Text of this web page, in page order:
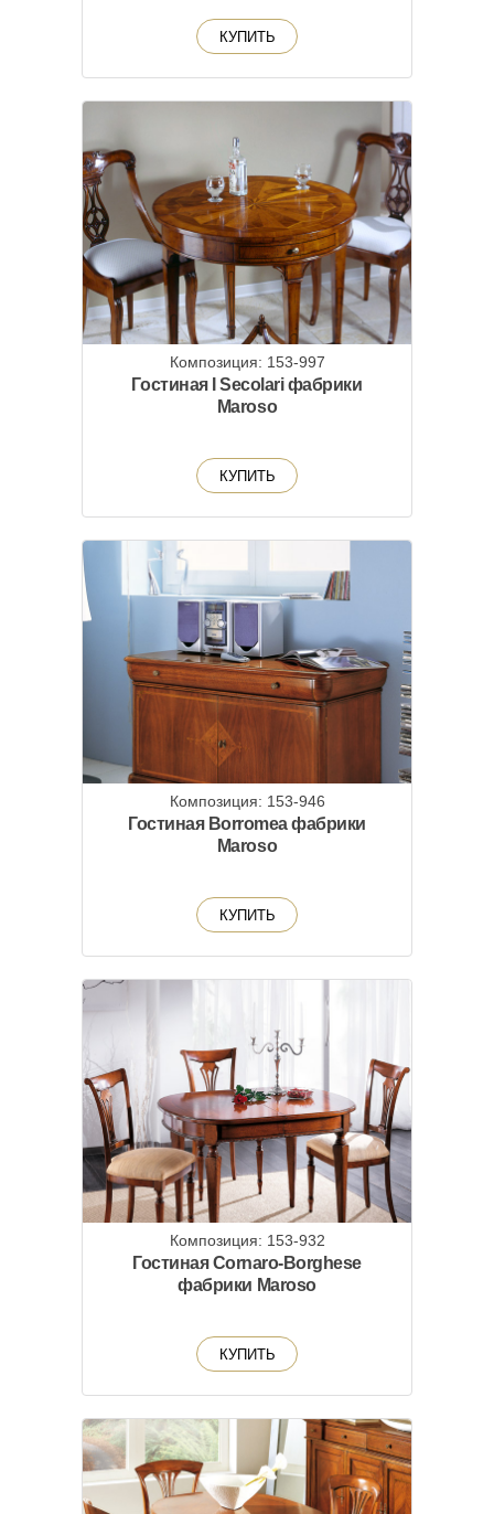
КУПИТЬ
Композиция: 153-997
Гостиная I Secolari фабрики
Maroso
КУПИТЬ
Композиция: 153-946
Гостиная Borromea фабрики
Maroso
КУПИТЬ
Композиция: 153-932
Гостиная Cornaro-Borghese
фабрики Maroso
КУПИТЬ